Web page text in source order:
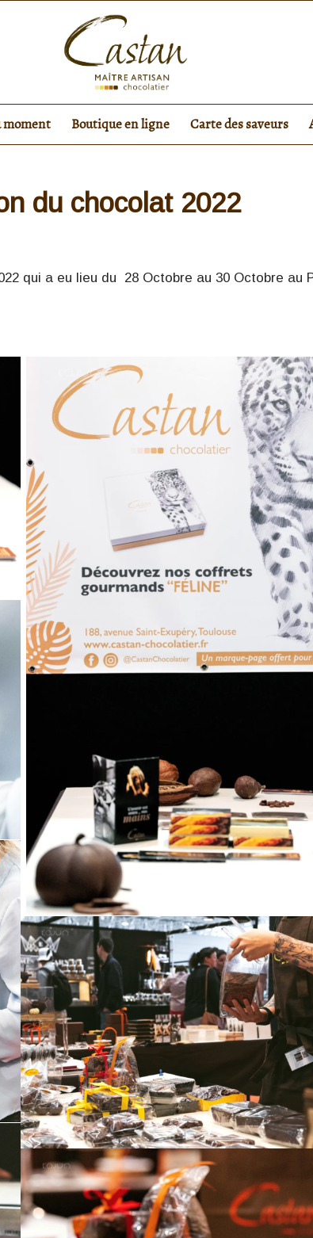
moment Boutique en ligne Carte des saveurs
du chocolat 2022
qui a eu lieu du 28 Octobre au 30 Octobre au